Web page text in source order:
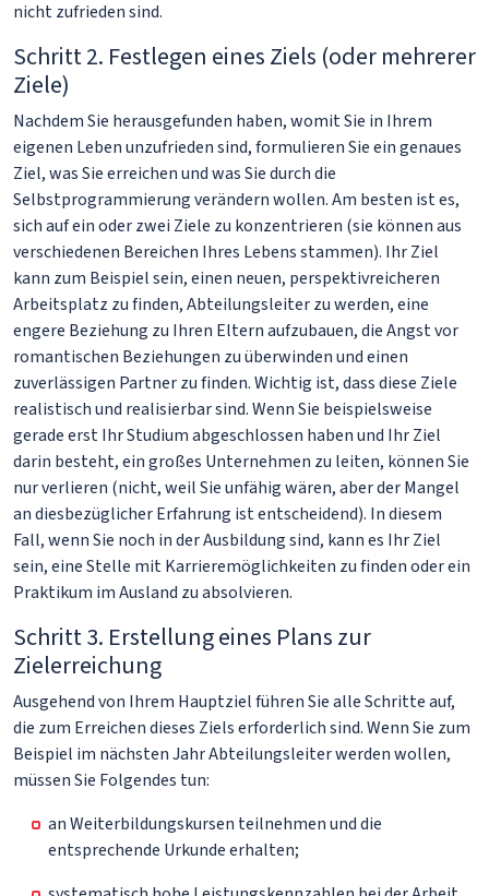
nicht zufrieden sind.
Schritt 2. Festlegen eines Ziels (oder mehrerer
Ziele)
Nachdem Sie herausgefunden haben, womit Sie in Ihrem
eigenen Leben unzufrieden sind, formulieren Sie ein genaues
Ziel, was Sie erreichen und was Sie durch die
Selbstprogrammierung verändern wollen. Am besten ist es,
sich auf ein oder zwei Ziele zu konzentrieren (sie können aus
verschiedenen Bereichen Ihres Lebens stammen). Ihr Ziel
kann zum Beispiel sein, einen neuen, perspektivreicheren
Arbeitsplatz zu finden, Abteilungsleiter zu werden, eine
engere Beziehung zu Ihren Eltern aufzubauen, die Angst vor
romantischen Beziehungen zu überwinden und einen
zuverlässigen Partner zu finden. Wichtig ist, dass diese Ziele
realistisch und realisierbar sind. Wenn Sie beispielsweise
gerade erst Ihr Studium abgeschlossen haben und Ihr Ziel
darin besteht, ein großes Unternehmen zu leiten, können Sie
nur verlieren (nicht, weil Sie unfähig wären, aber der Mangel
an diesbezüglicher Erfahrung ist entscheidend). In diesem
Fall, wenn Sie noch in der Ausbildung sind, kann es Ihr Ziel
sein, eine Stelle mit Karrieremöglichkeiten zu finden oder ein
Praktikum im Ausland zu absolvieren.
Schritt 3. Erstellung eines Plans zur
Zielerreichung
Ausgehend von Ihrem Hauptziel führen Sie alle Schritte auf,
die zum Erreichen dieses Ziels erforderlich sind. Wenn Sie zum
Beispiel im nächsten Jahr Abteilungsleiter werden wollen,
müssen Sie Folgendes tun:
an Weiterbildungskursen teilnehmen und die
entsprechende Urkunde erhalten;